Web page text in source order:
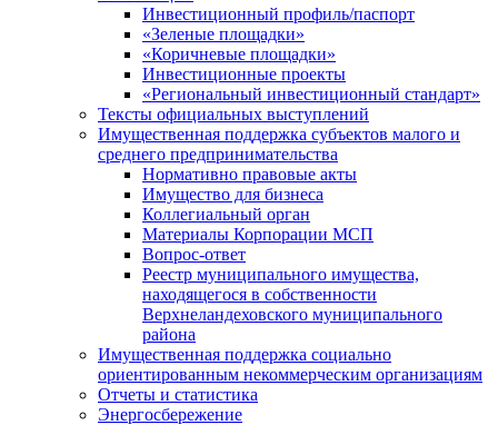
Инвестиционный профиль/паспорт
«Зеленые площадки»
«Коричневые площадки»
Инвестиционные проекты
«Региональный инвестиционный стандарт»
Тексты официальных выступлений
Имущественная поддержка субъектов малого и
среднего предпринимательства
Нормативно правовые акты
Имущество для бизнеса
Коллегиальный орган
Материалы Корпорации МСП
Вопрос-ответ
Реестр муниципального имущества,
находящегося в собственности
Верхнеландеховского муниципального
района
Имущественная поддержка социально
ориентированным некоммерческим организациям
Отчеты и статистика
Энергосбережение